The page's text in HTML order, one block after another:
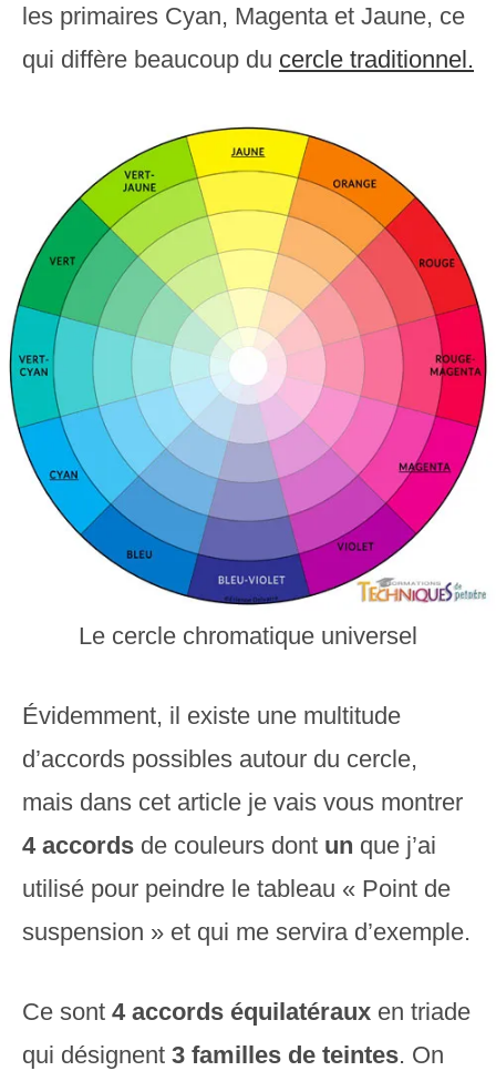
les primaires Cyan, Magenta et Jaune, ce
qui diffère beaucoup du cercle traditionnel.
Le cercle chromatique universel
Évidemment, il existe une multitude
d’accords possibles autour du cercle,
mais dans cet article je vais vous montrer
4 accords de couleurs dont un que j’ai
utilisé pour peindre le tableau « Point de
suspension » et qui me servira d’exemple.
Ce sont 4 accords équilatéraux en triade
qui désignent 3 familles de teintes. On